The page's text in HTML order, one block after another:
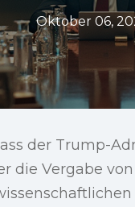
Oktober 06,
der Trump-
die Vergabe